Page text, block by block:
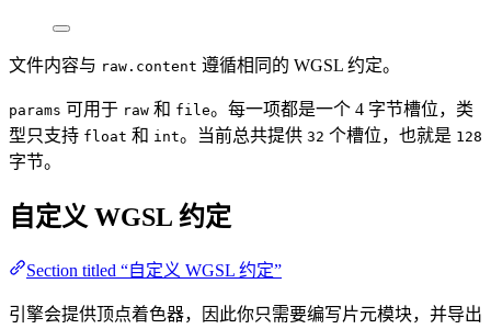
文件内容与 raw.content 遵循相同的 WGSL 约定。
params 可用于 raw 和 file。每一项都是一个 4 字节槽位，类
型只支持 float 和 int。当前总共提供 32 个槽位，也就是 128
字节。
自定义 WGSL 约定
Section titled “自定义 WGSL 约定”
引擎会提供顶点着色器，因此你只需要编写片元模块，并导出